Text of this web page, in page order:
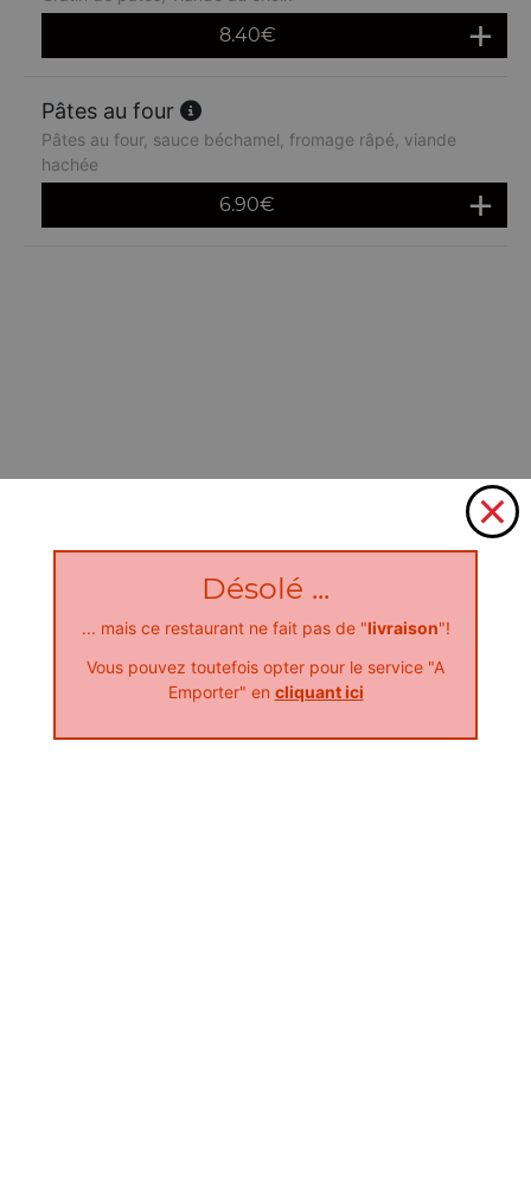
8.40€
Pâtes au four
Pâtes au four, sauce béchamel, fromage râpé, viande
hachée
6.90€
Désolé ...
... mais ce restaurant ne fait pas de "livraison"!
Vous pouvez toutefois opter pour le service "A
Emporter" en cliquant ici